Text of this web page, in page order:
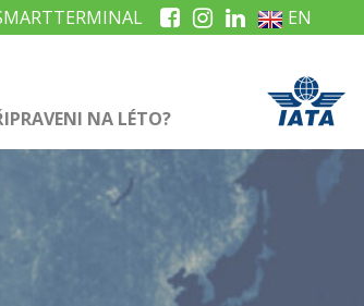
EN
NA LÉTO?